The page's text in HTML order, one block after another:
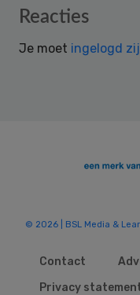
Reader
Reacties
Je moet ingelogd
© 2026 | BSL Media &
Contact
Privacy